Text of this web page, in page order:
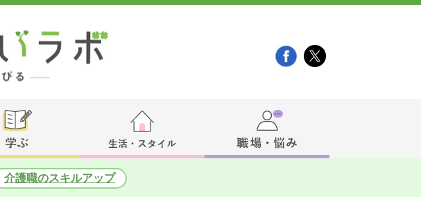
介護職のスキルアップ